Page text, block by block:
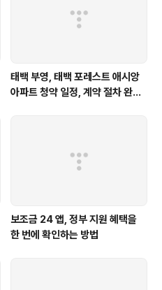
태백 부영, 태백 포레스트 애시앙
아파트 청약 일정, 계약 절차 완벽
보조금 24 앱, 정부 지원 혜택을
한 번에 확인하는 방법